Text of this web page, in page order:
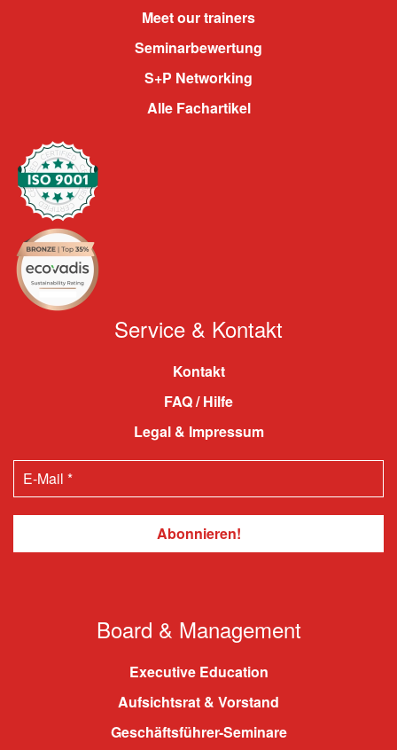
Meet our trainers
Seminarbewertung
S+P Networking
Alle Fachartikel
Service & Kontakt
Kontakt
FAQ / Hilfe
Legal & Impressum
Board & Management
Executive Education
Aufsichtsrat & Vorstand
Geschäftsführer-Seminare